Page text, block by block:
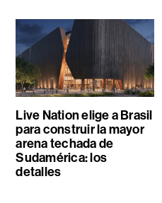
Live Nation elige a Brasil
para construir la mayor
arena techada de
Sudamérica: los
detalles